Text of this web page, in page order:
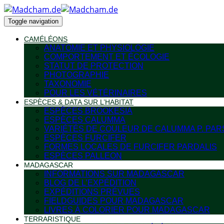
Toggle navigation
CAMÉLÉONS
ANATOMIE ET PHYSIOLOGIE
COMPORTEMENT ET ÉCOLOGIE
STATUT DE PROTECTION
PHOTOGRAPHIE
TAXONOMIE
POUR LES VÉTÉRINAIRES
ESPÈCES & DATA SUR L’HABITAT
ESPÈCES BROOKESIA
ESPÈCES CALUMMA
VARIÉTÉS DE COULEUR DE CALUMMA P.
ESPÈCES FURCIFER
FORMES LOCALES DE FURCIFER PARDALIS
ESPÈCES PALLEON
MADAGASCAR
INFORMATIONS SUR MADAGASCAR
BLOG DE L’EXPÉDITION
EXPÉDITIONS PRÉVUES
FIELDGUIDES POUR MADAGASCAR
LIVRES À COLORIER POUR MADAGASCAR
TERRARISTIQUE